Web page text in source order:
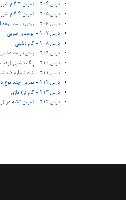
درس 204 - تمرین 3 گام شور می
درس 205 - تمرین 4 گام شور می با تکیه
درس 206 - پیش درآمد ابوعطا
درس 207 - ابوعطای ضربی
درس 208 - گام دشتی
درس 209 - پیش درآمد دشتی
درس 210 - رِنگ دشتی (رضا محجوبی)
درس 211 - اتود شماره 5 دشتی
درس 212 - تمرین چند نوع دیگر از تکیه ها
درس 213 - گام (ر) ماژور
درس 214 - تمرین تکیه در (ر) بزرگ